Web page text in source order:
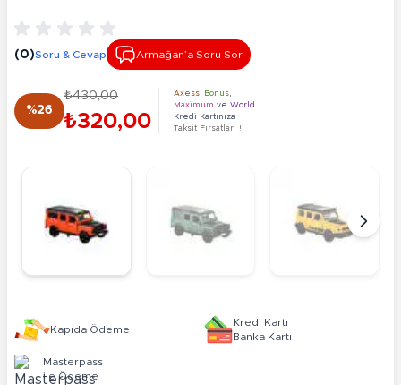
(0)Soru & Cevap Armağan’a Soru Sor
%26
₺430,00
₺320,00
Axess Bonus
Maximum ve World
Kredi Kartınıza
Taksit Fırsatları !
Kapıda Ödeme
Kredi Kartı
Banka Kartı
Masterpass
ile Ödeme